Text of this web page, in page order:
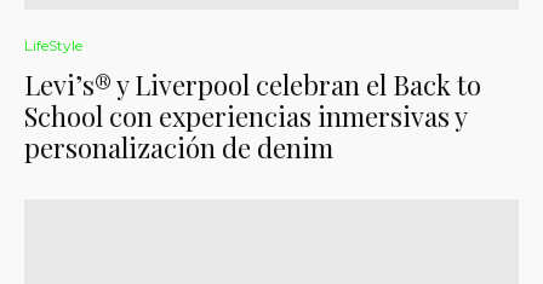
LifeStyle
Levi’s® y Liverpool celebran el Back to
School con experiencias inmersivas y
personalización de denim